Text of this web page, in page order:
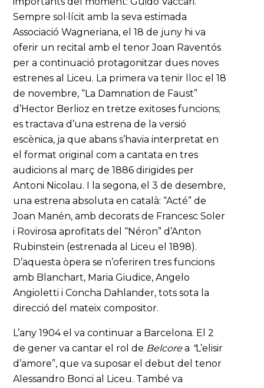
Sempre sol·lícit amb la seva estimada
Associació Wagneriana, el 18 de juny hi va
oferir un recital amb el tenor Joan Raventós
per a continuació protagonitzar dues noves
estrenes al Liceu. La primera va tenir lloc el 18
de novembre, “La Damnation de Faust”
d’Hector Berlioz en tretze exitoses funcions;
es tractava d’una estrena de la versió
escènica, ja que abans s’havia interpretat en
el format original com a cantata en tres
audicions al març de 1886 dirigides per
Antoni Nicolau. I la segona, el 3 de desembre,
una estrena absoluta en català: “Acté” de
Joan Manén, amb decorats de Francesc Soler
i Rovirosa aprofitats del “Néron” d’Anton
Rubinstein (estrenada al Liceu el 1898).
D’aquesta òpera se n’oferiren tres funcions
amb Blanchart, Maria Giudice, Angelo
Angioletti i Concha Dahlander, tots sota la
direcció del mateix compositor.
L’any 1904 el va continuar a Barcelona. El 2
de gener va cantar el rol de Belcorea “L’elisir
d’amore”, que va suposar el debut del tenor
Alessandro Bonci al Liceu. També va